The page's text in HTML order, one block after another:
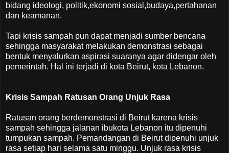
bidang ideologi, politik,ekonomi sosial,budaya,pertahanan
dan keamanan.
Tapi krisis sampah pun dapat menjadi sumber bencana
sehingga masyarakat melakukan demonstrasi sebagai
bentuk menyalurkan aspirasi suaranya agar didengar oleh
pemerintah. Hal ini terjadi di kota Beirut, kota Lebanon.
Krisis Sampah Ratusan Orang Unjuk Rasa
Ratusan orang berdemonstrasi di Beirut karena krisis
sampah sehingga jalanan ibukota Lebanon itu dipenuhi
tumpukan sampah. Pemandangan di Beirut dipenuhi unjuk
rasa setiap hari selama satu minggu. Unjuk rasa krisis